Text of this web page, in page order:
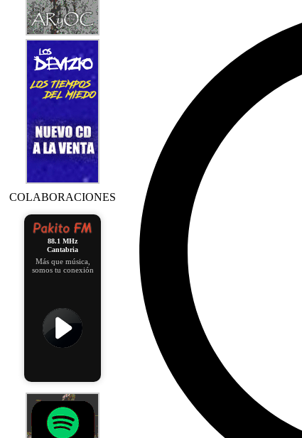
COLABORACIONES
88.1 MHz
Cantabria
Más que música,
somos tu conexión